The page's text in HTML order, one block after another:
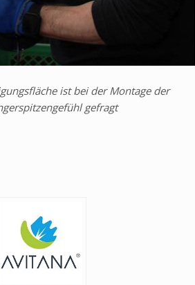
ist bei der Montage der
gefragt